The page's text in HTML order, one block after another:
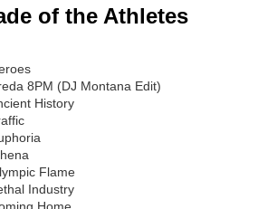
of the Athletes
8PM (DJ Montana Edit)
History
Flame
Industry